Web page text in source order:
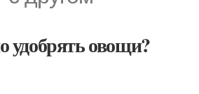
удобрять овощи?